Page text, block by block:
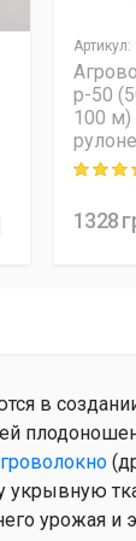
Артикул:
p-50
100 м)
рулоне
Rating:
1328
в
урожая и